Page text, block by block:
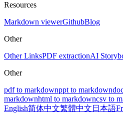
Resources
Markdown viewerGithubBlog
Other
Other LinksPDF extractionAI
Other
pdf to markdownppt to markdown
markdownhtml to markdowncsv to
English简体中文繁體中文 日本語